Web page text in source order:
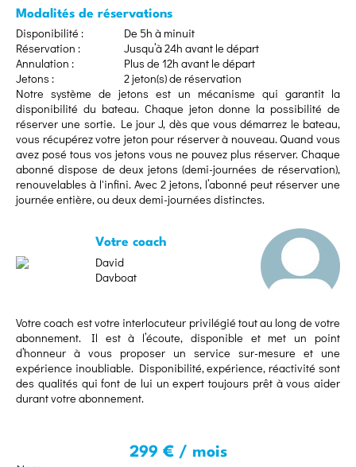
Modalités de réservations
Disponibilité :
De 5h à minuit
Réservation :
Jusqu’à 24h avant le départ
Annulation :
Plus de 12h avant le départ
Jetons :
2 jeton(s) de réservation
Notre système de jetons est un mécanisme qui garantit la
disponibilité du bateau. Chaque jeton donne la possibilité de
réserver une sortie. Le jour J, dès que vous démarrez le bateau,
vous récupérez votre jeton pour réserver à nouveau. Quand vous
avez posé tous vos jetons vous ne pouvez plus réserver. Chaque
abonné dispose de deux jetons (demi-journées de réservation),
renouvelables à l'infini. Avec 2 jetons, l’abonné peut réserver une
journée entière, ou deux demi-journées distinctes.
Votre coach
David
Davboat
Votre coach est votre interlocuteur privilégié tout au long de votre
abonnement. Il est à l’écoute, disponible et met un point
d’honneur à vous proposer un service sur-mesure et une
expérience inoubliable. Disponibilité, expérience, réactivité sont
des qualités qui font de lui un expert toujours prêt à vous aider
durant votre abonnement.
299 € / mois